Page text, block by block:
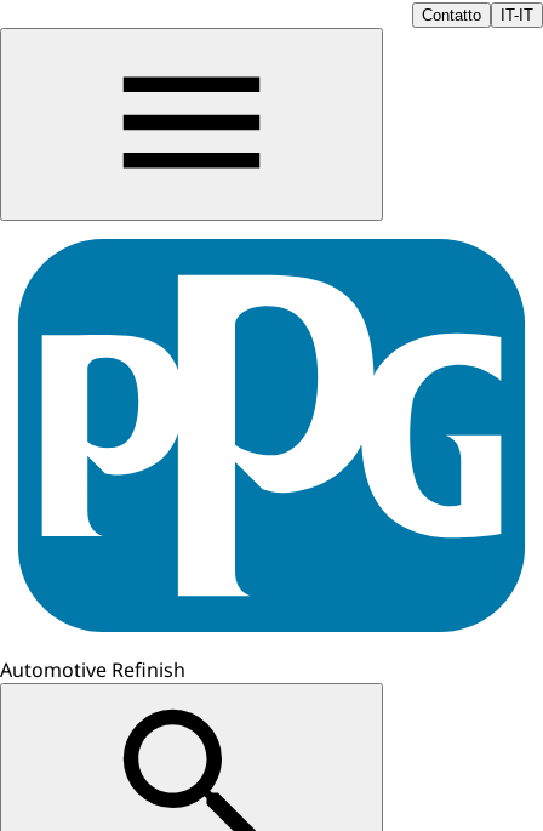
Contatto IT-IT
Automotive Refinish